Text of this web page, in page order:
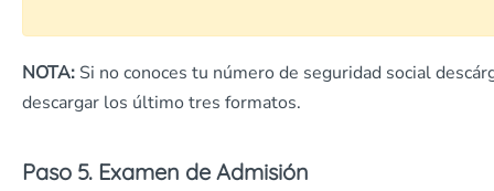
NOTA: Si no conoces tu número de seguridad social
descargar los último tres formatos.
Paso 5. Examen de Admisión